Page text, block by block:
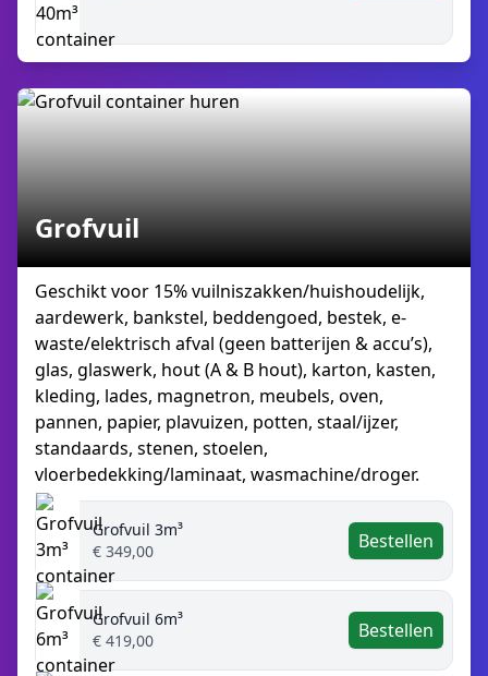
Grofvuil
Geschikt voor 15% vuilniszakken/huishoudelijk,
aardewerk, bankstel, beddengoed, bestek, e-
waste/elektrisch afval (geen batterijen & accu’s),
glas, glaswerk, hout (A & B hout), karton, kasten,
kleding, lades, magnetron, meubels, oven,
pannen, papier, plavuizen, potten, staal/ijzer,
standaards, stenen, stoelen,
vloerbedekking/laminaat, wasmachine/droger.
Grofvuil 3m³
€ 349,00
Bestellen
Grofvuil 6m³
€ 419,00
Bestellen